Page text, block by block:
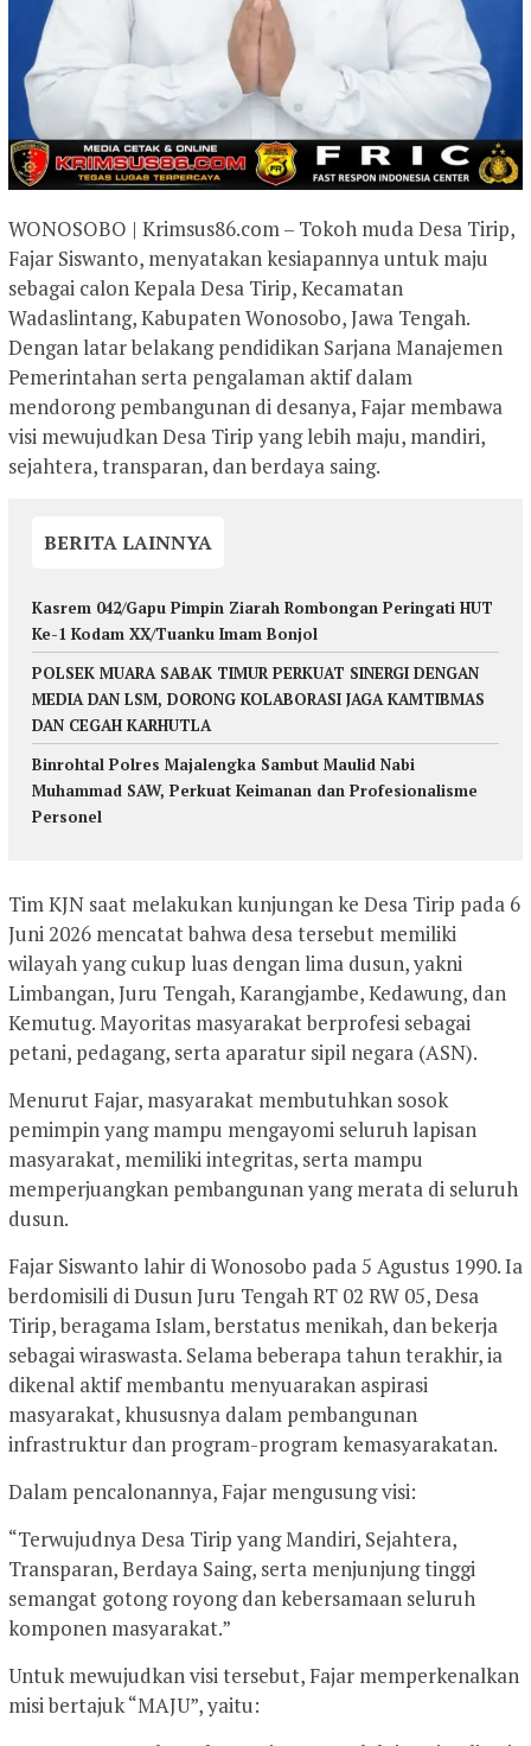
WONOSOBO | Krimsus86.com – Tokoh muda Desa Tirip,
Fajar Siswanto, menyatakan kesiapannya untuk maju
sebagai calon Kepala Desa Tirip, Kecamatan
Wadaslintang, Kabupaten Wonosobo, Jawa Tengah.
Dengan latar belakang pendidikan Sarjana Manajemen
Pemerintahan serta pengalaman aktif dalam
mendorong pembangunan di desanya, Fajar membawa
visi mewujudkan Desa Tirip yang lebih maju, mandiri,
sejahtera, transparan, dan berdaya saing.
BERITA LAINNYA
Kasrem 042/Gapu Pimpin Ziarah Rombongan Peringati HUT
Ke-1 Kodam XX/Tuanku Imam Bonjol
POLSEK MUARA SABAK TIMUR PERKUAT SINERGI DENGAN
MEDIA DAN LSM, DORONG KOLABORASI JAGA KAMTIBMAS
DAN CEGAH KARHUTLA
Binrohtal Polres Majalengka Sambut Maulid Nabi
Muhammad SAW, Perkuat Keimanan dan Profesionalisme
Personel
Tim KJN saat melakukan kunjungan ke Desa Tirip pada 6
Juni 2026 mencatat bahwa desa tersebut memiliki
wilayah yang cukup luas dengan lima dusun, yakni
Limbangan, Juru Tengah, Karangjambe, Kedawung, dan
Kemutug. Mayoritas masyarakat berprofesi sebagai
petani, pedagang, serta aparatur sipil negara (ASN).
Menurut Fajar, masyarakat membutuhkan sosok
pemimpin yang mampu mengayomi seluruh lapisan
masyarakat, memiliki integritas, serta mampu
memperjuangkan pembangunan yang merata di seluruh
dusun.
Fajar Siswanto lahir di Wonosobo pada 5 Agustus 1990. Ia
berdomisili di Dusun Juru Tengah RT 02 RW 05, Desa
Tirip, beragama Islam, berstatus menikah, dan bekerja
sebagai wiraswasta. Selama beberapa tahun terakhir, ia
dikenal aktif membantu menyuarakan aspirasi
masyarakat, khususnya dalam pembangunan
infrastruktur dan program-program kemasyarakatan.
Dalam pencalonannya, Fajar mengusung visi:
“Terwujudnya Desa Tirip yang Mandiri, Sejahtera,
Transparan, Berdaya Saing, serta menjunjung tinggi
semangat gotong royong dan kebersamaan seluruh
komponen masyarakat.”
Untuk mewujudkan visi tersebut, Fajar memperkenalkan
misi bertajuk “MAJU”, yaitu: